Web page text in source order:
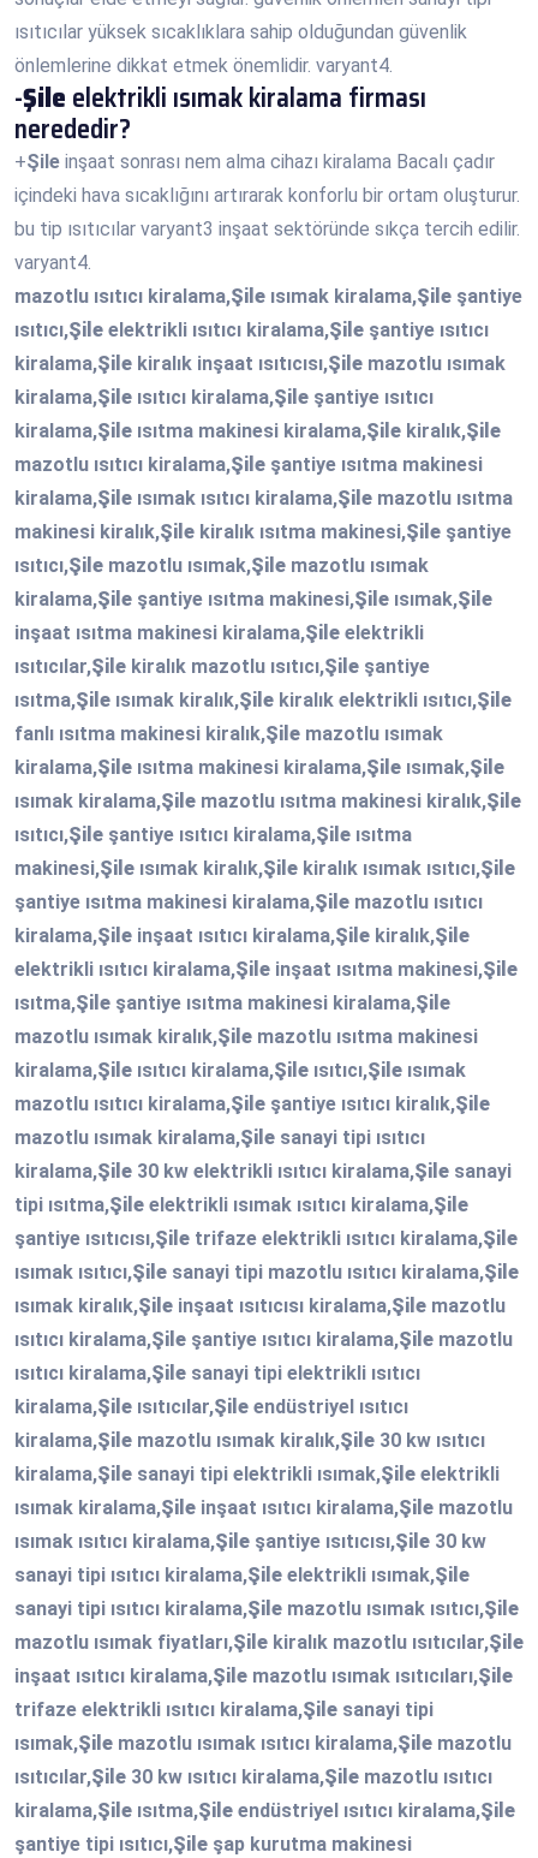
ısıtıcılar yüksek sıcaklıklara sahip olduğundan güvenlik
önlemlerine dikkat etmek önemlidir. varyant4.
-Şile elektrikli ısımak kiralama firması
nerededir?
+Şile inşaat sonrası nem alma cihazı kiralama Bacalı çadır
içindeki hava sıcaklığını artırarak konforlu bir ortam oluşturur.
bu tip ısıtıcılar varyant3 inşaat sektöründe sıkça tercih edilir.
varyant4.
mazotlu ısıtıcı kiralama,Şile ısımak kiralama,Şile şantiye
ısıtıcı,Şile elektrikli ısıtıcı kiralama,Şile şantiye ısıtıcı
kiralama,Şile kiralık inşaat ısıtıcısı,Şile mazotlu ısımak
kiralama,Şile ısıtıcı kiralama,Şile şantiye ısıtıcı
kiralama,Şile ısıtma makinesi kiralama,Şile kiralık,Şile
mazotlu ısıtıcı kiralama,Şile şantiye ısıtma makinesi
kiralama,Şile ısımak ısıtıcı kiralama,Şile mazotlu ısıtma
makinesi kiralık,Şile kiralık ısıtma makinesi,Şile şantiye
ısıtıcı,Şile mazotlu ısımak,Şile mazotlu ısımak
kiralama,Şile şantiye ısıtma makinesi,Şile ısımak,Şile
inşaat ısıtma makinesi kiralama,Şile elektrikli
ısıtıcılar,Şile kiralık mazotlu ısıtıcı,Şile şantiye
ısıtma,Şile ısımak kiralık,Şile kiralık elektrikli ısıtıcı,Şile
fanlı ısıtma makinesi kiralık,Şile mazotlu ısımak
kiralama,Şile ısıtma makinesi kiralama,Şile ısımak,Şile
ısımak kiralama,Şile mazotlu ısıtma makinesi kiralık,Şile
ısıtıcı,Şile şantiye ısıtıcı kiralama,Şile ısıtma
makinesi,Şile ısımak kiralık,Şile kiralık ısımak ısıtıcı,Şile
şantiye ısıtma makinesi kiralama,Şile mazotlu ısıtıcı
kiralama,Şile inşaat ısıtıcı kiralama,Şile kiralık,Şile
elektrikli ısıtıcı kiralama,Şile inşaat ısıtma makinesi,Şile
ısıtma,Şile şantiye ısıtma makinesi kiralama,Şile
mazotlu ısımak kiralık,Şile mazotlu ısıtma makinesi
kiralama,Şile ısıtıcı kiralama,Şile ısıtıcı,Şile ısımak
mazotlu ısıtıcı kiralama,Şile şantiye ısıtıcı kiralık,Şile
mazotlu ısımak kiralama,Şile sanayi tipi ısıtıcı
kiralama,Şile 30 kw elektrikli ısıtıcı kiralama,Şile sanayi
tipi ısıtma,Şile elektrikli ısımak ısıtıcı kiralama,Şile
şantiye ısıtıcısı,Şile trifaze elektrikli ısıtıcı kiralama,Şile
ısımak ısıtıcı,Şile sanayi tipi mazotlu ısıtıcı kiralama,Şile
ısımak kiralık,Şile inşaat ısıtıcısı kiralama,Şile mazotlu
ısıtıcı kiralama,Şile şantiye ısıtıcı kiralama,Şile mazotlu
ısıtıcı kiralama,Şile sanayi tipi elektrikli ısıtıcı
kiralama,Şile ısıtıcılar,Şile endüstriyel ısıtıcı
kiralama,Şile mazotlu ısımak kiralık,Şile 30 kw ısıtıcı
kiralama,Şile sanayi tipi elektrikli ısımak,Şile elektrikli
ısımak kiralama,Şile inşaat ısıtıcı kiralama,Şile mazotlu
ısımak ısıtıcı kiralama,Şile şantiye ısıtıcısı,Şile 30 kw
sanayi tipi ısıtıcı kiralama,Şile elektrikli ısımak,Şile
sanayi tipi ısıtıcı kiralama,Şile mazotlu ısımak ısıtıcı,Şile
mazotlu ısımak fiyatları,Şile kiralık mazotlu ısıtıcılar,Şile
inşaat ısıtıcı kiralama,Şile mazotlu ısımak ısıtıcıları,Şile
trifaze elektrikli ısıtıcı kiralama,Şile sanayi tipi
ısımak,Şile mazotlu ısımak ısıtıcı kiralama,Şile mazotlu
ısıtıcılar,Şile 30 kw ısıtıcı kiralama,Şile mazotlu ısıtıcı
kiralama,Şile ısıtma,Şile endüstriyel ısıtıcı kiralama,Şile
şantiye tipi ısıtıcı,Şile şap kurutma makinesi